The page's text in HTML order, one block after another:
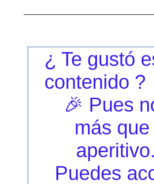
¿ Te gustó
contenido ?
🎉 Pues
más que
Puedes